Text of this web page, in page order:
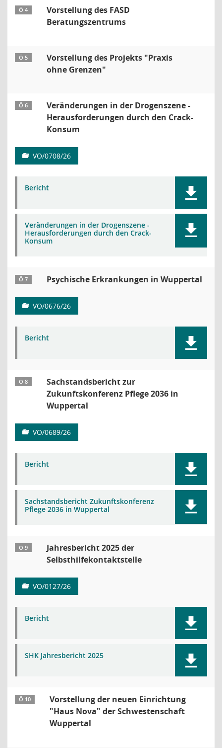
Ö 4
Vorstellung des FASD
Beratungszentrums
Ö 5
Vorstellung des Projekts "Praxis
ohne Grenzen"
Ö 6
Veränderungen in der Drogenszene -
Herausforderungen durch den Crack-
Konsum
VO/0708/26
Bericht
Veränderungen in der Drogenszene -
Herausforderungen durch den Crack-
Konsum
Ö 7 Psychische Erkrankungen in Wuppertal
VO/0676/26
Bericht
Ö 8
Sachstandsbericht zur
Zukunftskonferenz Pflege 2036 in
Wuppertal
VO/0689/26
Bericht
Sachstandsbericht Zukunftskonferenz
Pflege 2036 in Wuppertal
Ö 9
Jahresbericht 2025 der
Selbsthilfekontaktstelle
VO/0127/26
Bericht
SHK Jahresbericht 2025
Ö 10
Vorstellung der neuen Einrichtung
"Haus Nova" der Schwestenschaft
Wuppertal